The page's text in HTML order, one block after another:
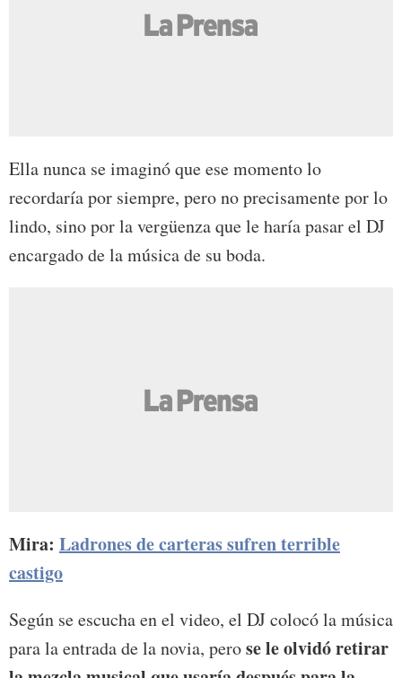
Ella nunca se imaginó que ese momento lo
recordaría por siempre, pero no precisamente por lo
lindo, sino por la vergüenza que le haría pasar el DJ
encargado de la música de su boda.
Mira: Ladrones de carteras sufren terrible
castigo
Según se escucha en el video, el DJ colocó la música
para la entrada de la novia, perose le olvidó retirar